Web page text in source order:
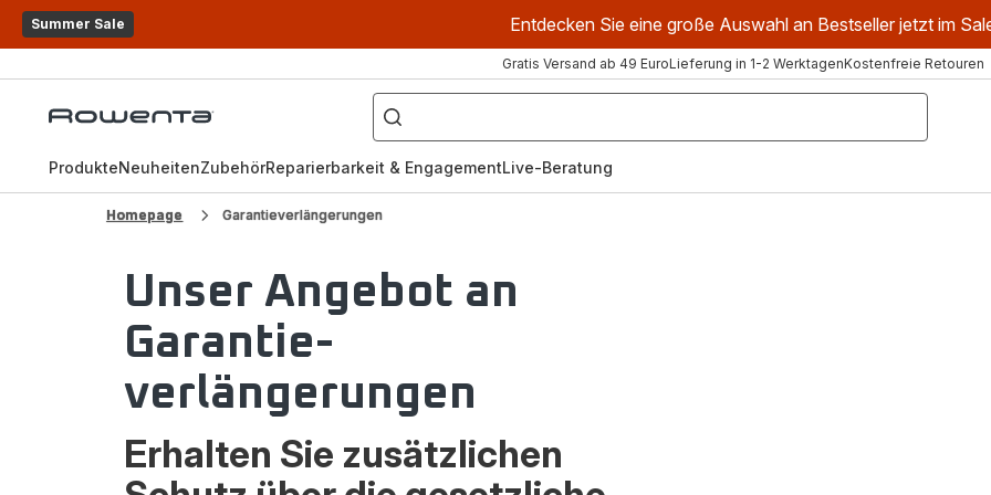
Summer Sale Entdecken Sie eine große Auswahl an Bestseller jetzt im
Gratis Versand ab 49 EuroLieferung in 1-2 WerktagenKostenfreie Retouren
Rowenta
Wonach
suchen
Sie?
ProdukteNeuheitenZubehörReparierbarkeit & EngagementLive-Beratung
Homepage Garantieverlängerungen
Unser Angebot an
Garantie-
verlängerungen
Erhalten Sie zusätzlichen